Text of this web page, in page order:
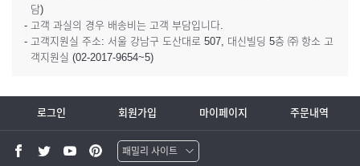
담)
- 고객 과실의 경우 배송비는 고객 부담입니다.
- 고객지원실 주소: 서울 강남구 도산대로 507, 대신빌딩 5층 ㈜ 항소 고
객지원실 (02-2017-9654~5)
로그인 회원가입 마이페이지 주문내역
패밀리 사이트